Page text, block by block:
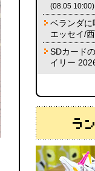
新
(08.05 10:00)
ベランダ
エッセイ/
SDカード
イリー